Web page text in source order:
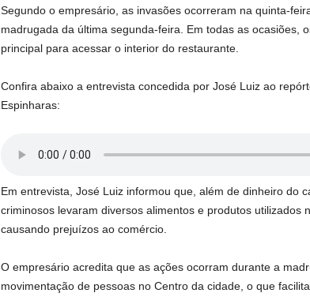
Segundo o empresário, as invasões ocorreram na quinta-
madrugada da última segunda-feira. Em todas as ocasiões,
principal para acessar o interior do restaurante.
Confira abaixo a entrevista concedida por José Luiz ao
Espinharas:
Em entrevista, José Luiz informou que, além de dinheiro do
criminosos levaram diversos alimentos e produtos utilizados
causando prejuízos ao comércio.
O empresário acredita que as ações ocorram durante a
movimentação de pessoas no Centro da cidade, o que